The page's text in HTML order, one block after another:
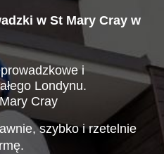
w St Mary Cray w
i
Londynu.
Cray
szybko i rzetelnie